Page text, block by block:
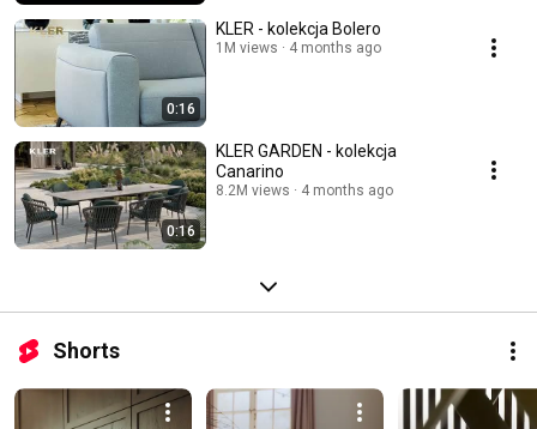
0:16
KLER - kolekcja Bolero
1M views 4 months ago
0:16
KLER GARDEN - kolekcja
Canarino
8.2M views 4 months ago
Shorts